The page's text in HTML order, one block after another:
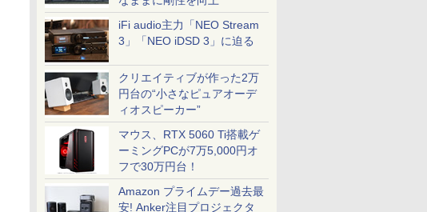
iFi audio主力「NEO Stream
3」「NEO iDSD 3」に迫る
クリエイティブが作った2万
円台の“小さなピュアオーデ
ィオスピーカー”
マウス、RTX 5060 Ti搭載ゲ
ーミングPCが7万5,000円オ
フで30万円台！
Amazon プライムデー過去最
安! Anker注目プロジェクタ